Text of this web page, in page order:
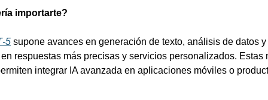
importarte?
supone avances en generación de texto, análisis de datos
respuestas más precisas y servicios personalizados. Estas
integrar IA avanzada en aplicaciones móviles o